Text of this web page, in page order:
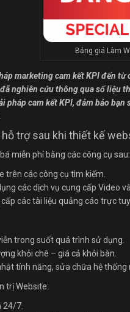
Bảng giá Làm
marketing cam kết KPI đến từ
nghiên cứu thông qua số liệu
pháp cam kết KPI, đảm bảo bạn
trợ sau khi thiết kế
miễn phí bằng các công cụ sau:
trên các công cụ tìm kiếm.
các dịch vụ cung cấp Video
các tài liệu quảng cáo trực
trong suốt quá trình sử dụng.
khỏi chê – giá cả khỏi bàn.
tính năng, sửa chữa hệ
trị Website:
24/7.